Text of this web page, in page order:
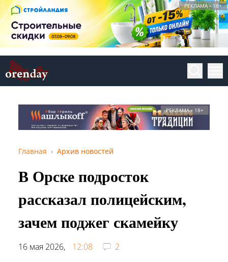
РЕКЛАМА • 18+
РЕКЛАМА • 18+
Главная Архив новостей
В Орске подросток
рассказал полицейским,
зачем поджег скамейку
16 мая 2026, 12:08
2